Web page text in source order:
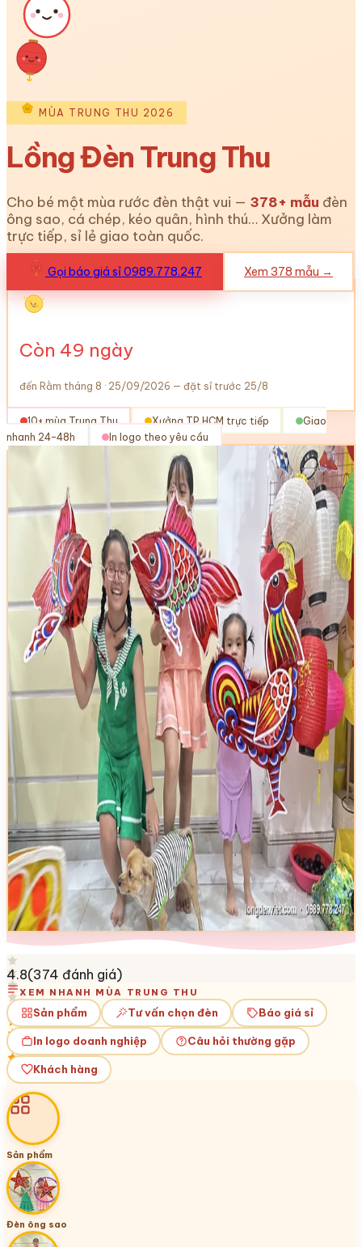
MÙA TRUNG THU 2026
Lồng Đèn Trung Thu
Cho bé một mùa rước đèn thật vui — 378+ mẫu đèn
ông sao, cá chép, kéo quân, hình thú… Xưởng làm
trực tiếp, sỉ lẻ giao toàn quốc.
Gọi báo giá sỉ 0989.778.247 Xem 378 mẫu →
Còn 49 ngày
đến Rằm tháng 8 · 25/09/2026 — đặt sỉ trước 25/8
10+ mùa Trung Thu Xưởng TP.HCM trực tiếp
Giao
nhanh 24–48h
In logo theo yêu cầu
4.8(374 đánh giá)
XEM NHANH MÙA TRUNG THU
Sản phẩm Tư vấn chọn đèn Báo giá sỉ
In logo doanh nghiệp Câu hỏi thường gặp
Khách hàng
Sản phẩm
Đèn ông sao